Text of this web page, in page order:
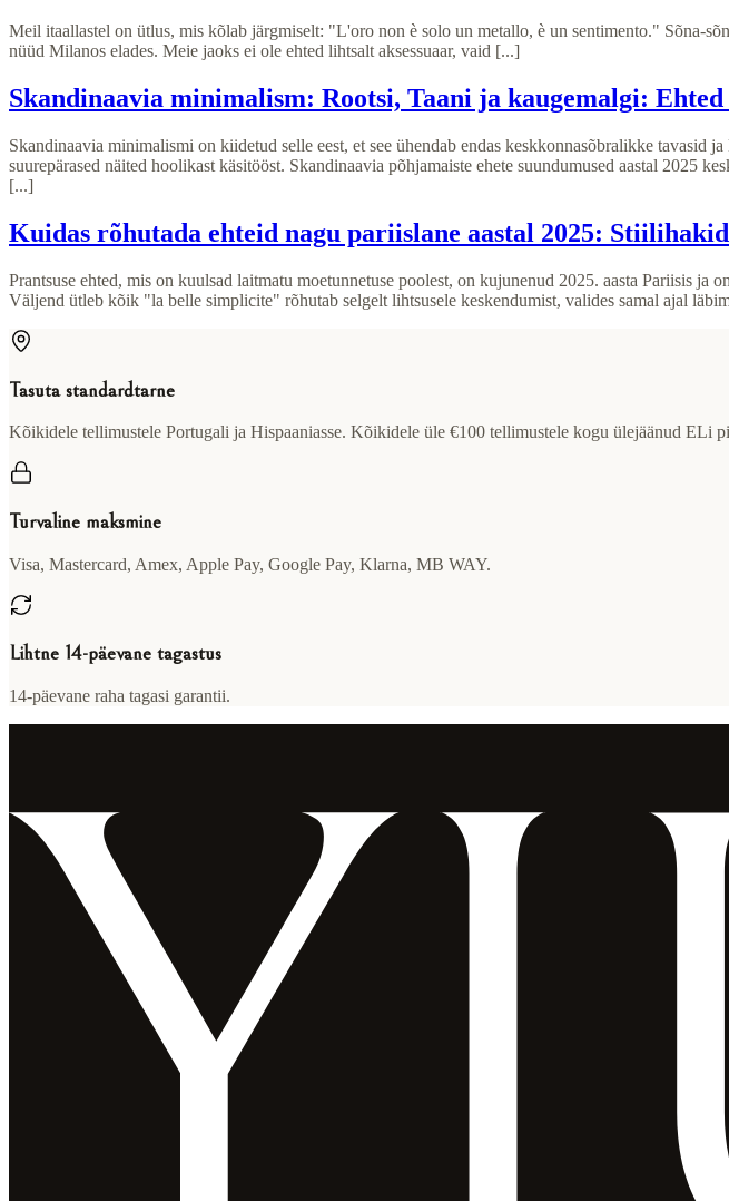
Meil itaallastel on ütlus, mis kõlab järgmiselt: "L'oro non è solo un metallo, è un sentimento." Sõna-
nüüd Milanos elades. Meie jaoks ei ole ehted lihtsalt aksessuaar, vaid [...]
Skandinaavia minimalism: Rootsi, Taani ja kaugemalgi:
Skandinaavia minimalismi on kiidetud selle eest, et see ühendab endas keskkonnasõbralikke tavasid
suurepärased näited hoolikast käsitööst. Skandinaavia põhjamaiste ehete suundumused aastal 2025
[...]
Kuidas rõhutada ehteid nagu pariislane aastal 2025:
Prantsuse ehted, mis on kuulsad laitmatu moetunnetuse poolest, on kujunenud 2025. aasta Pariisis
Väljend ütleb kõik "la belle simplicite" rõhutab selgelt lihtsusele keskendumist, valides samal ajal
Tasuta standardtarne
Kõikidele tellimustele Portugali ja Hispaaniasse. Kõikidele üle €100 tellimustele kogu ülejäänud ELi
Turvaline maksmine
Visa, Mastercard, Amex, Apple Pay, Google Pay, Klarna, MB WAY.
Lihtne 14-päevane tagastus
14-päevane raha tagasi garantii.